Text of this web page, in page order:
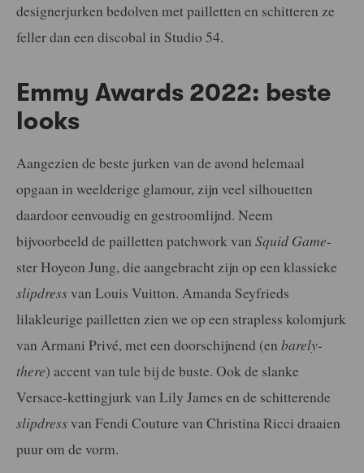
designerjurken bedolven met pailletten en schitteren ze
feller dan een discobal in Studio 54.
Emmy Awards 2022: beste
looks
Aangezien de beste jurken van de avond helemaal
opgaan in weelderige glamour, zijn veel silhouetten
daardoor eenvoudig en gestroomlijnd. Neem
bijvoorbeeld de pailletten patchwork van Squid Game-
ster Hoyeon Jung, die aangebracht zijn op een klassieke
slipdressvan Louis Vuitton. Amanda Seyfrieds
lilakleurige pailletten zien we op een strapless kolomjurk
van Armani Privé, met een doorschijnend (en barely-
there) accent van tule bij de buste. Ook de slanke
Versace-kettingjurk van Lily James en de schitterende
slipdressvan Fendi Couture van Christina Ricci draaien
puur om de vorm.